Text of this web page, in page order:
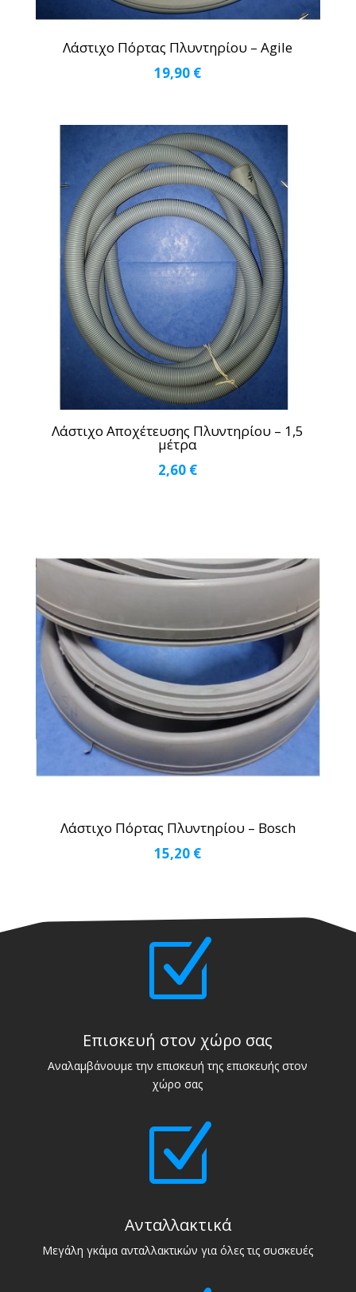
Λάστιχο Πόρτας Πλυντηρίου – Agile
19,90 €
Λάστιχο Αποχέτευσης Πλυντηρίου – 1,5
μέτρα
2,60 €
Λάστιχο Πόρτας Πλυντηρίου – Bosch
15,20 €
Z
Επισκευή στον χώρο σας
Αναλαμβάνουμε την επισκευή της επισκευής στον
χώρο σας
Z
Ανταλλακτικά
Μεγάλη γκάμα ανταλλακτικών για όλες τις συσκευές